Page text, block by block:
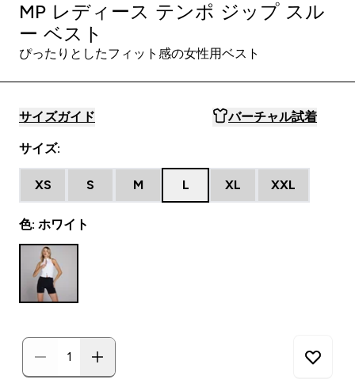
MP レディース テンポ ジップ スル
ー ベスト
ぴったりとしたフィット感の女性用ベスト
サイズガイド バーチャル試着
サイズ:
XS S M L XL XXL
色: ホワイト